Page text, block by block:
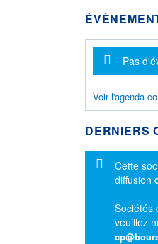
Pas
Voir l'agenda
DERNIERS
Cette
diffusion
Sociétés
veuillez